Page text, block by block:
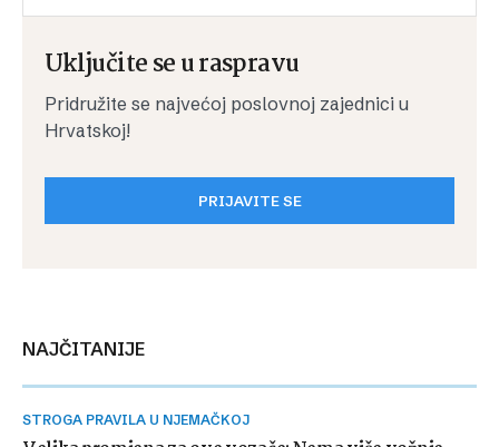
Uključite se u raspravu
Pridružite se najvećoj poslovnoj zajednici u
Hrvatskoj!
PRIJAVITE SE
NAJČITANIJE
STROGA PRAVILA U NJEMAČKOJ